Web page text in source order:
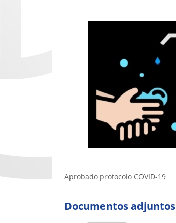
Aprobado protocolo COVID-19
Documentos adjuntos